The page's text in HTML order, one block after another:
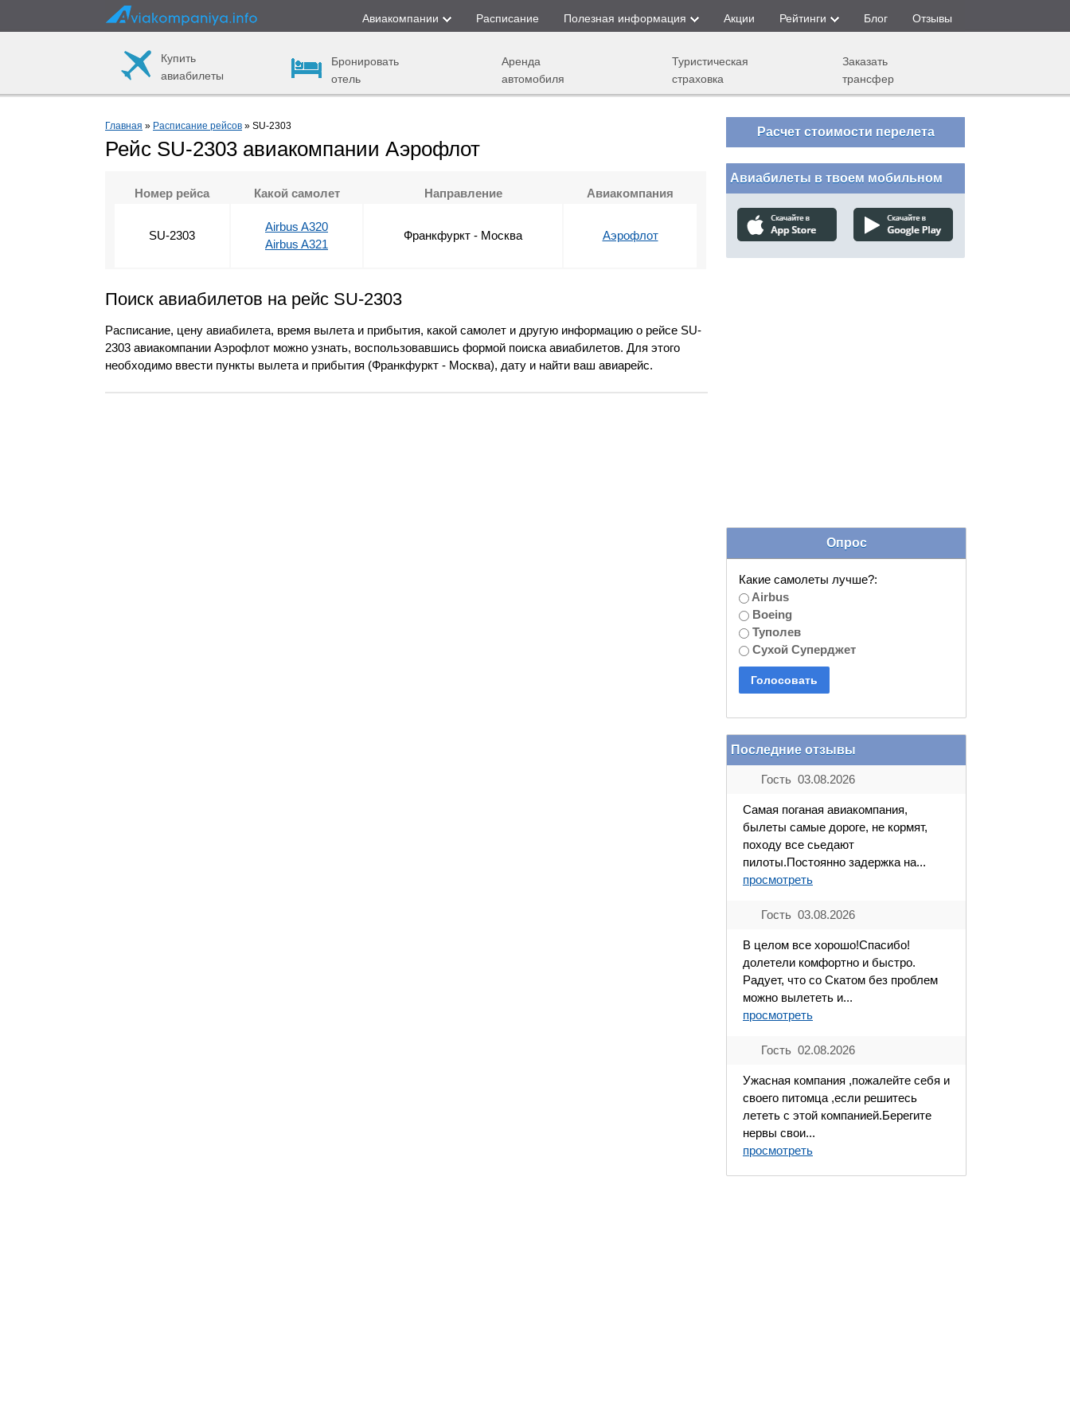
Авиакомпании Расписание Полезная информация Акции Рейтинги Блог Отзывы
Купить
авиабилеты
Бронировать
отель
Аренда
автомобиля
Туристическая
страховка
Заказать
трансфер
Главная » Расписание рейсов » SU-2303
Рейс SU-2303 авиакомпании Аэрофлот
Номер рейса Какой самолет Направление Авиакомпания
SU-2303
Airbus A320
Airbus A321
Франкфуркт - Москва Аэрофлот
Поиск авиабилетов на рейс SU-2303
Расписание, цену авиабилета, время вылета и прибытия, какой самолет и другую информацию о рейсе SU-
2303 авиакомпании Аэрофлот можно узнать, воспользовавшись формой поиска авиабилетов. Для этого
необходимо ввести пункты вылета и прибытия (Франкфуркт - Москва), дату и найти ваш авиарейс.
Расчет стоимости перелета
Авиабилеты в твоем мобильном
Опрос
Какие самолеты лучше?:
Airbus
Boeing
Туполев
Сухой Суперджет
Последние отзывы
Гость 03.08.2026
Самая поганая авиакомпания,
былеты самые дороге, не кормят,
походу все сьедают
пилоты.Постоянно задержка на...
просмотреть
Гость 03.08.2026
В целом все хорошо!Спасибо!
долетели комфортно и быстро.
Радует, что со Скатом без проблем
можно вылететь и...
просмотреть
Гость 02.08.2026
Ужасная компания ,пожалейте себя и
своего питомца ,если решитесь
лететь с этой компанией.Берегите
нервы свои...
просмотреть